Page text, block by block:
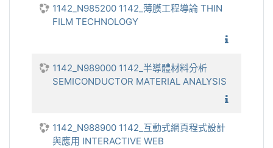
1142_N985200 1142_薄膜工程導論 THIN
FILM TECHNOLOGY
1142_N989000 1142_半導體材料分析
SEMICONDUCTOR MATERIAL ANALYSIS
1142_N988900 1142_互動式網頁程式設計
與應用 INTERACTIVE WEB